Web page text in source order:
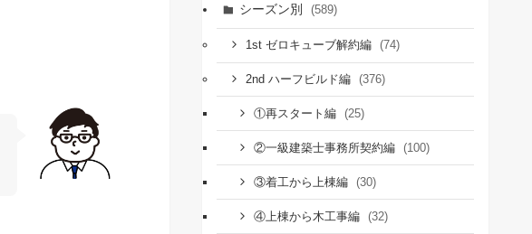
シーズン別 (589)
1st ゼロキューブ解約編 (74)
2nd ハーフビルド編 (376)
①再スタート編 (25)
②一級建築士事務所契約編 (100)
③着工から上棟編 (30)
④上棟から木工事編 (32)